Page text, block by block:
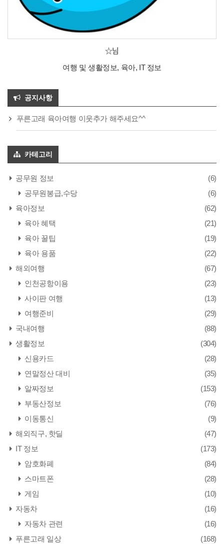
☆님
여행 및 생활정보, 육아, IT 정보
공지사항
푸른고래 육아여행 이웃추가 해주세요^^
카테고리
공무원 정보
(6)
공무원봉급,수당
(6)
육아정보
(62)
육아 혜택
(21)
육아 꿀팁
(19)
육아 용품
(22)
해외여행
(67)
인천공항이용
(23)
사이판 여행
(13)
여행준비
(29)
국내여행
(88)
생활정보
(304)
신용카드
(28)
연말정산 대비
(35)
알짜정보
(153)
부동산정보
(76)
이동통신
(9)
해외직구, 핫딜
(47)
IT 정보
(173)
암호화폐
(84)
스마트폰
(28)
게임
(10)
자동차
(16)
자동차 관련
(16)
푸른고래 일상
(168)